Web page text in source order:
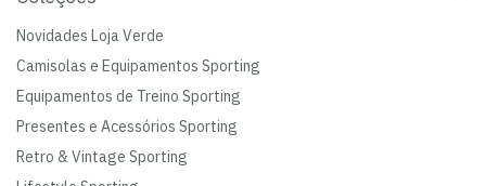
Novidades Loja Verde
Camisolas e Equipamentos Sporting
Equipamentos de Treino Sporting
Presentes e Acessórios Sporting
Retro & Vintage Sporting